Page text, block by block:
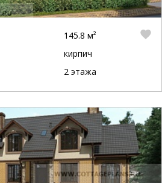
145.8 м²
кирпич
2 этажа